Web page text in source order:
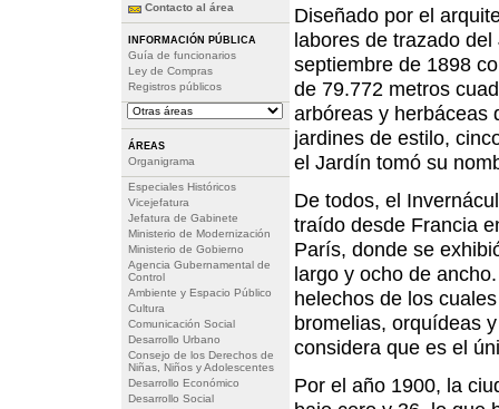
Contacto al área
INFORMACIÓN PÚBLICA
Guía de funcionarios
Ley de Compras
Registros públicos
ÁREAS
Organigrama
Especiales Históricos
Vicejefatura
Jefatura de Gabinete
Ministerio de Modernización
Ministerio de Gobierno
Agencia Gubernamental de
Control
Ambiente y Espacio Público
Cultura
Comunicación Social
Desarrollo Urbano
Consejo de los Derechos de
Niñas, Niños y Adolescentes
Desarrollo Económico
Desarrollo Social
Diseñado por el
labores de trazado
septiembre de 1898
de 79.772 metros
arbóreas y herbáceas
jardines de estilo,
el Jardín tomó su
De todos, el
traído desde Francia
París, donde se
largo y ocho de
helechos de los
bromelias, orquídeas
considera que es el
Por el año 1900, la